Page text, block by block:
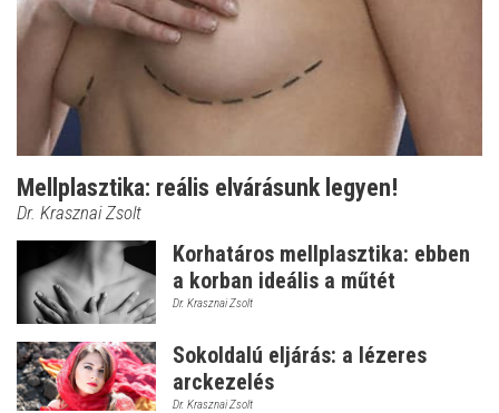
Mellplasztika: reális elvárásunk legyen!
Dr. Krasznai Zsolt
Korhatáros mellplasztika: ebben
a korban ideális a műtét
Dr. Krasznai Zsolt
Sokoldalú eljárás: a lézeres
arckezelés
Dr. Krasznai Zsolt